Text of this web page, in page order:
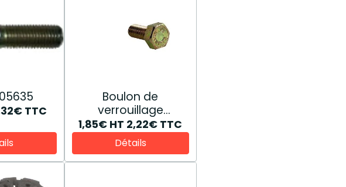
TTC
Boulon de
verrouillage
hexagonal 14233424
1,85€ HT 2,22€ TTC
Détails